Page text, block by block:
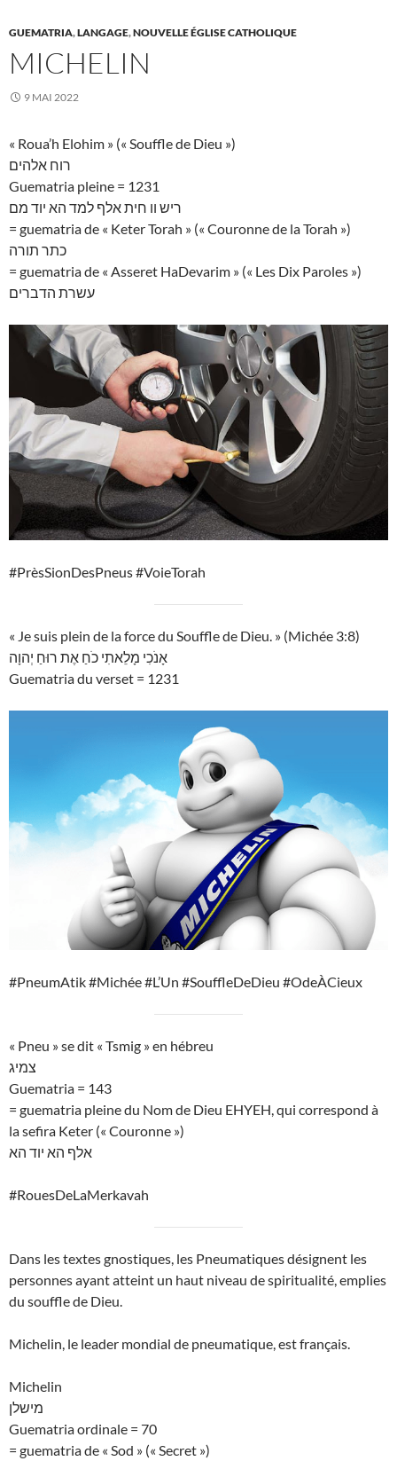
GUEMATRIA,LANGAGE,NOUVELLE ÉGLISE CATHOLIQUE
MICHELIN
9 MAI 2022
« Roua’h Elohim » (« Souffle de Dieu »)
רוח אלהים
Guematria pleine = 1231
ריש וו חית אלף למד הא יוד מם
= guematria de « Keter Torah » (« Couronne de la Torah »)
כתר תורה
= guematria de « Asseret HaDevarim » (« Les Dix Paroles »)
עשרת הדברים
#PrèsSionDesPneus #VoieTorah
« Je suis plein de la force du Souffle de Dieu. » (Michée 3:8)
אָנֹכִי מָלֵאתִי כֹחַ אֶת רוּחַ יְהוָה
Guematria du verset = 1231
#PneumAtik #Michée #L’Un #SouffleDeDieu #OdeÀCieux
« Pneu » se dit « Tsmig » en hébreu
צמיג
Guematria = 143
= guematria pleine du Nom de Dieu EHYEH, qui correspond à
la sefira Keter (« Couronne »)
אלף הא יוד הא
#RouesDeLaMerkavah
Dans les textes gnostiques, les Pneumatiques désignent les
personnes ayant atteint un haut niveau de spiritualité, emplies
du souffle de Dieu.
Michelin, le leader mondial de pneumatique, est français.
Michelin
מישלן
Guematria ordinale = 70
= guematria de « Sod » (« Secret »)